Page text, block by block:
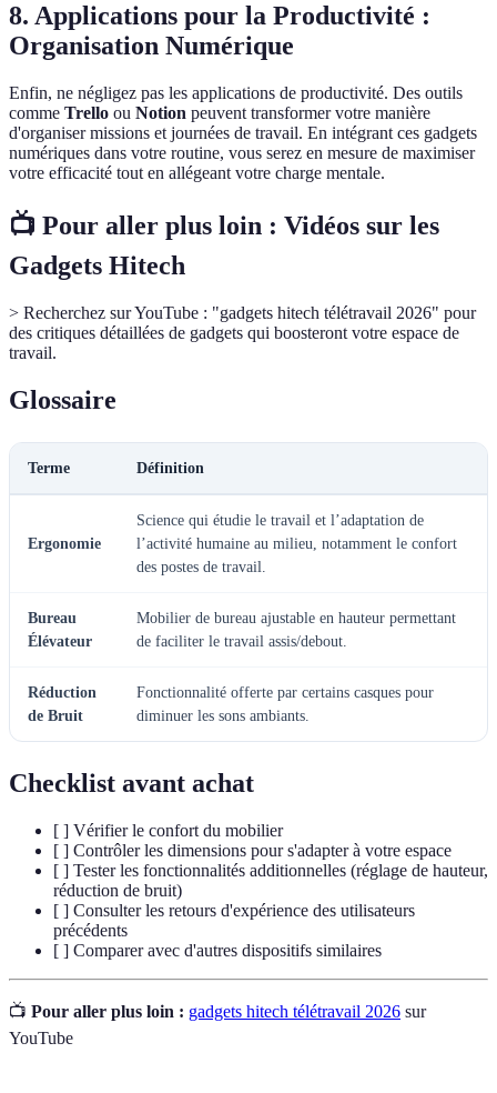
8. Applications pour la Productivité :
Organisation Numérique
Enfin, ne négligez pas les applications de productivité. Des outils
comme Trello ou Notion peuvent transformer votre manière
d'organiser missions et journées de travail. En intégrant ces gadgets
numériques dans votre routine, vous serez en mesure de maximiser
votre efficacité tout en allégeant votre charge mentale.
📺 Pour aller plus loin : Vidéos sur les
Gadgets Hitech
> Recherchez sur YouTube : "gadgets hitech télétravail 2026" pour
des critiques détaillées de gadgets qui boosteront votre espace de
travail.
Glossaire
Terme Définition
Ergonomie
Science qui étudie le travail et l’adaptation de
l’activité humaine au milieu, notamment le confort
des postes de travail.
Bureau
Élévateur
Mobilier de bureau ajustable en hauteur permettant
de faciliter le travail assis/debout.
Réduction
de Bruit
Fonctionnalité offerte par certains casques pour
diminuer les sons ambiants.
Checklist avant achat
[ ] Vérifier le confort du mobilier
[ ] Contrôler les dimensions pour s'adapter à votre espace
[ ] Tester les fonctionnalités additionnelles (réglage de hauteur,
réduction de bruit)
[ ] Consulter les retours d'expérience des utilisateurs
précédents
[ ] Comparer avec d'autres dispositifs similaires
📺 Pour aller plus loin : gadgets hitech télétravail 2026 sur
YouTube